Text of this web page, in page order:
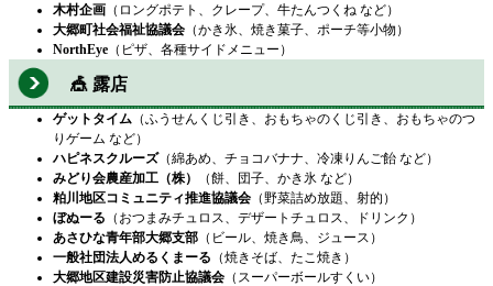
木村企画 （ロングポテト、クレープ、牛たんつくね など）
大郷町社会福祉協議会 （かき氷、焼き菓子、ポーチ等小物）
NorthEye （ピザ、各種サイドメニュー）
🎪 露店
ゲットタイム （ふうせんくじ引き、おもちゃのくじ引き、おもちゃのつ
りゲーム など）
ハピネスクルーズ（綿あめ、チョコバナナ、冷凍りんご飴 など）
みどり会農産加工（株）
（餅、団子、かき氷 など）
粕川地区コミュニティ推進協議会 （野菜詰め放題、射的）
ぼぬーる （おつまみチュロス、デザートチュロス、ドリンク）
あさひな青年部大郷支部 （ビール、焼き鳥、ジュース）
一般社団法人めるくまーる （焼きそば、たこ焼き）
大郷地区建設災害防止協議会 （スーパーボールすくい）